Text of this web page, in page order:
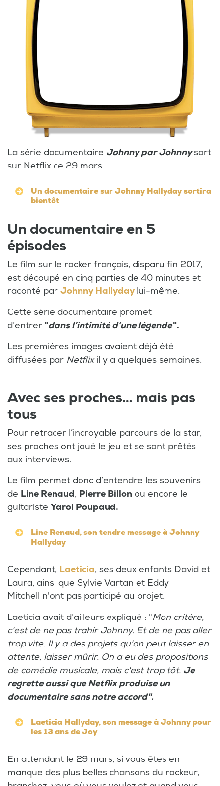
La série documentaire Johnny par Johnnysort
sur Netflix ce 29 mars.
Un documentaire sur Johnny Hallyday sortira
bientôt
Un documentaire en 5
épisodes
Le film sur le rocker français, disparu fin 2017,
est découpé en cinq parties de 40 minutes et
raconté par Johnny Hallyday lui-même.
Cette série documentaire promet
d’entrer "dans l’intimité d’une légende".
Les premières images avaient déjà été
diffusées par Netflixil y a quelques semaines.
Avec ses proches… mais pas
tous
Pour retracer l’incroyable parcours de la star,
ses proches ont joué le jeu et se sont prêtés
aux interviews.
Le film permet donc d’entendre les souvenirs
de Line Renaud, Pierre Billon ou encore le
guitariste Yarol Poupaud.
Line Renaud, son tendre message à Johnny
Hallyday
Cependant, Laeticia, ses deux enfants David et
Laura, ainsi que Sylvie Vartan et Eddy
Mitchell n'ont pas participé au projet.
Laeticia avait d’ailleurs expliqué : "Mon critère,
c'est de ne pas trahir Johnny. Et de ne pas aller
trop vite. Il y a des projets qu'on peut laisser en
attente, laisser mûrir. On a eu des propositions
de comédie musicale, mais c'est trop tôt. Je
regrette aussi que Netflix produise un
documentaire sans notre accord".
Laeticia Hallyday, son message à Johnny pour
les 13 ans de Joy
En attendant le 29 mars, si vous êtes en
manque des plus belles chansons du rockeur,